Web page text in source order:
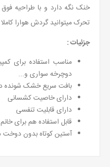
خنک نگه دارد و با طراحیه
تحرک میتوانید گردش هوارا
جزئیات :
مناسب استفاده برای
دوچرخه سواری و...
بافت سریع خشک شونده
دارایخاصیت کشسانی
دارای قابلیت تنفسی
قابل استفاده هم برای
آستین کوتاه بدون